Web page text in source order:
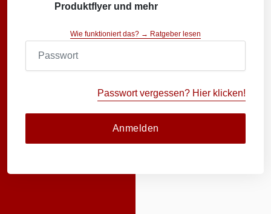
Produktflyer und mehr
Wie funktioniert das? → Ratgeber lesen
Passwort vergessen? Hier klicken!
Anmelden